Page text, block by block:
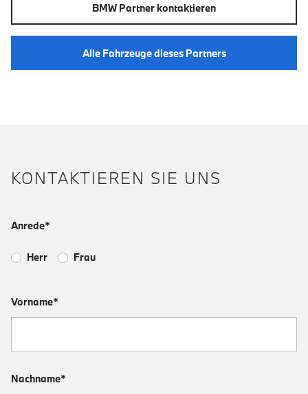
BMW Partner kontaktieren
Alle Fahrzeuge dieses Partners
KONTAKTIEREN SIE UNS
Anrede*
Herr Frau
Vorname*
Nachname*